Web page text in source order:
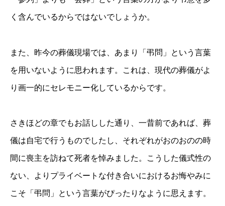
く含んでいるからではないでしょうか。
また、昨今の葬儀現場では、あまり「弔問」という言葉
を用いないように思われます。これは、現代の葬儀がよ
り画一的にセレモニー化しているからです。
さきほどの章でもお話しした通り、 一昔前であれば、葬
儀は自宅で行うものでしたし、それぞれがおのおのの時
間に喪主を訪ねて死者を悼みました。こうした儀式性の
ない、よりプライベートな付き合いにおけるお悔やみに
こそ「弔問」という言葉がぴったりなように思えます。